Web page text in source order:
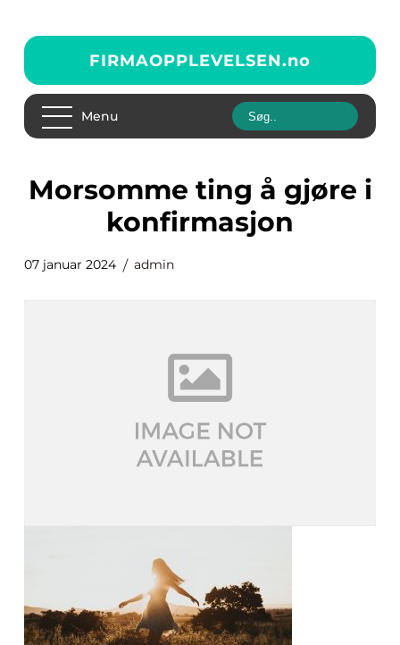
FIRMAOPPLEVELSEN.no
Menu
morsomme ting å gjøre i
konfirmasjon
07 januar 2024 admin